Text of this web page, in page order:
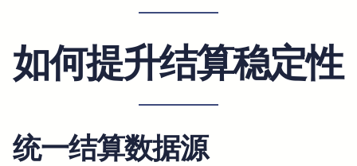
如何提升结算稳定性
统一结算数据源